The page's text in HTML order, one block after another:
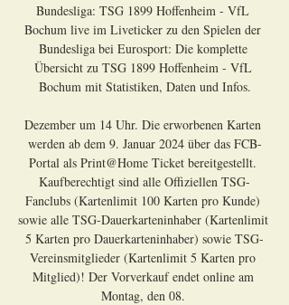
Bundesliga: TSG 1899 Hoffenheim - VfL
Bochum live im Liveticker zu den Spielen der
Bundesliga bei Eurosport: Die komplette
Übersicht zu TSG 1899 Hoffenheim - VfL
Bochum mit Statistiken, Daten und Infos.
Dezember um 14 Uhr. Die erworbenen Karten
werden ab dem 9. Januar 2024 über das FCB-
Portal als Print@Home Ticket bereitgestellt.
Kaufberechtigt sind alle Offiziellen TSG-
Fanclubs (Kartenlimit 100 Karten pro Kunde)
sowie alle TSG-Dauerkarteninhaber (Kartenlimit
5 Karten pro Dauerkarteninhaber) sowie TSG-
Vereinsmitglieder (Kartenlimit 5 Karten pro
Mitglied)! Der Vorverkauf endet online am
Montag, den 08.